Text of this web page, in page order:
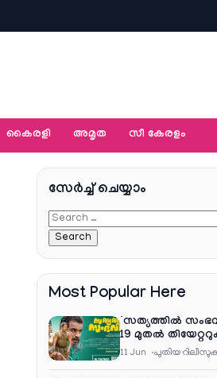
കൈരളി അമൃത സീ കേരളം
സേര്‍ച്ച്‌ ചെയ്യാം
Most Popular Here
‘സത്യത്തിൽ
19 മുതൽ
11 Jun പുതിയ